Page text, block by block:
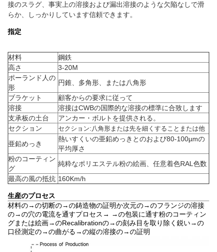
接のスラグ、事実上の溶接および漏出溶接のような欠陥なしで滑
らか、しっかりしています信頼できます。
指定
材料
鋼鉄
高さ
3-20M
ポーランド人の
形
円錐、多角形、または八角形
ブラケット
顧客からの要求に従って
溶接
溶接はCWBの国際的な溶接の標準に合致します
支承板の土台
アンカー・ボルトを提供される。
セクション
セクション:八角形または先を細くすることまたは他
亜鉛めっき
熱いすくいの亜鉛めっきとのおよび80-100µmの
平均厚さ
粉のコーティン
グ
純粋なポリエステル粉の絵画、任意着色RAL色数
最高の風の抵抗 160Km/h
生産のプロセス
材料の→の切断の→の鋳造物の証明か次元の→のフランジの溶接
の→の穴の電流を通すプロセス→ →の包装に通す粉のコーティン
グまたは絵画→のRecalibrationの→の刻み目を取り除く鋭い→の
口径測定の→の曲がる→の縦の溶接の→の証明